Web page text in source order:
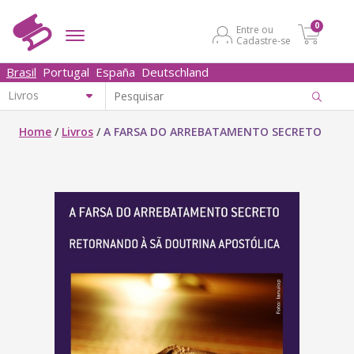
Entre ou
Cadastre-se
0
Brasil Portugal España Deutschland
Home / Livros /A FARSA DO ARREBATAMENTO SECRETO